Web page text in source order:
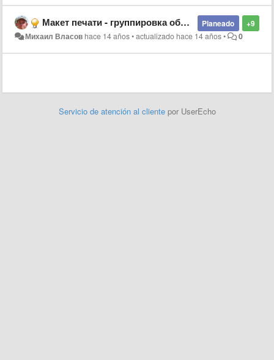
+9
Planeado
Макет печати - группировка объектов
Михаил Власов hace 14 años•actualizado hace 14 años• 0
Servicio de atención al cliente por UserEcho